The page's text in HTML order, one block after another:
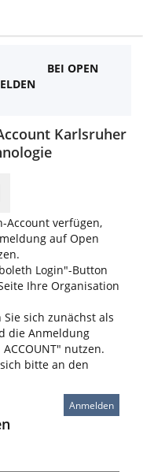
BEI OPEN
Karlsruher
Account verfügen,
auf Open
Login"-Button
Ihre Organisation
sich zunächst als
die Anmeldung
ACCOUNT" nutzen.
bitte an den
Anmelden